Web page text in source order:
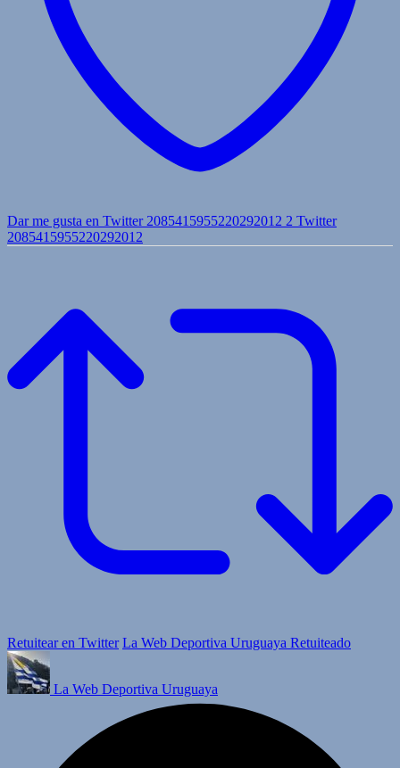
Dar me gusta en Twitter 2085415955220292012 2 Twitter
2085415955220292012
Retuitear en Twitter La Web Deportiva Uruguaya Retuiteado
La Web Deportiva Uruguaya